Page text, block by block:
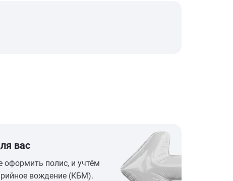
вас
оформить полис, и учтём
вождение (КБМ).